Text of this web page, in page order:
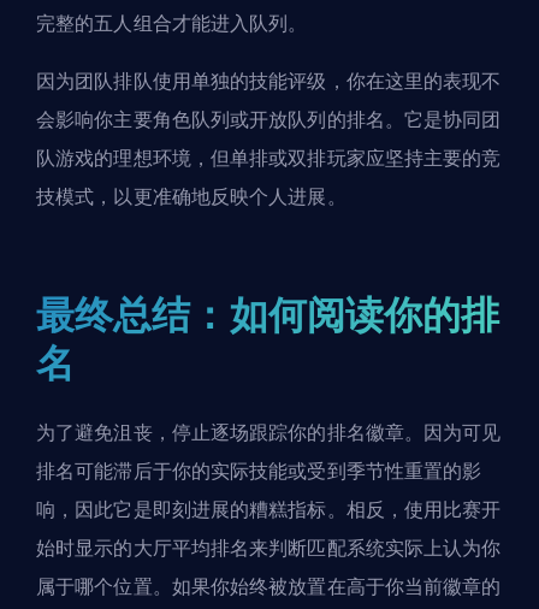
完整的五人组合才能进入队列。
因为团队排队使用单独的技能评级，你在这里的表现不
会影响你主要角色队列或开放队列的排名。它是协同团
队游戏的理想环境，但单排或双排玩家应坚持主要的竞
技模式，以更准确地反映个人进展。
最终总结：如何阅读你的排
名
为了避免沮丧，停止逐场跟踪你的排名徽章。因为可见
排名可能滞后于你的实际技能或受到季节性重置的影
响，因此它是即刻进展的糟糕指标。相反，使用比赛开
始时显示的大厅平均排名来判断匹配系统实际上认为你
属于哪个位置。如果你始终被放置在高于你当前徽章的